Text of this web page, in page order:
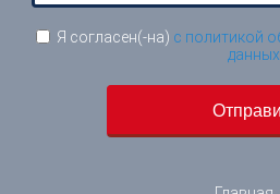
Я согласен(-на) с политикой
данных